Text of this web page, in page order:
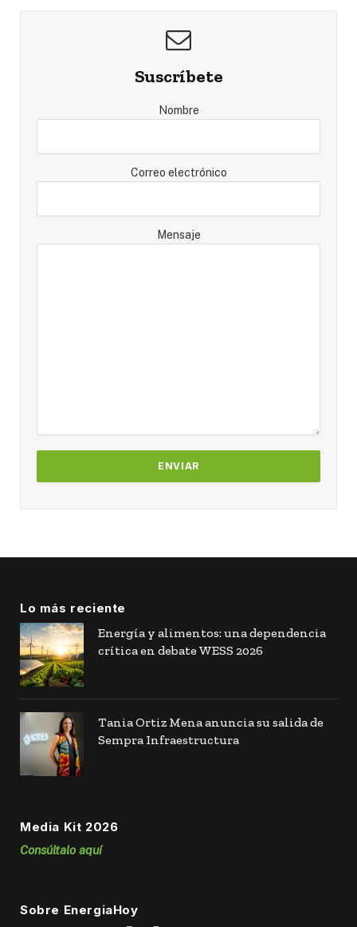
Suscríbete
Nombre
Correo electrónico
Mensaje
Lo más reciente
Energía y alimentos: una dependencia
crítica en debate WESS 2026
Tania Ortiz Mena anuncia su salida de
Sempra Infraestructura
Media Kit 2026
Consúltalo aquí
Sobre EnergiaHoy